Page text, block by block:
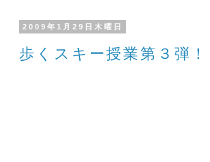
2009年1月29日木曜日
歩くスキー授業第３弾！